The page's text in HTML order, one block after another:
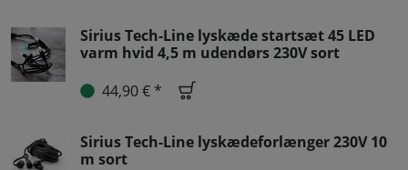
Sirius Tech-Line lyskæde startsæt 45 LED
varm hvid 4,5 m udendørs 230V sort
44,90 € *
Sirius Tech-Line lyskædeforlænger 230V 10
m sort